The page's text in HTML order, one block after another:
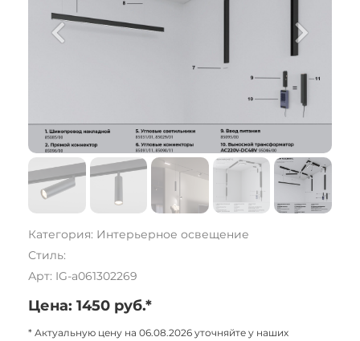
Категория: Интерьерное освещение
Стиль:
Арт: IG-a061302269
Цена: 1450 руб.*
* Актуальную цену на 06.08.2026 уточняйте у наших